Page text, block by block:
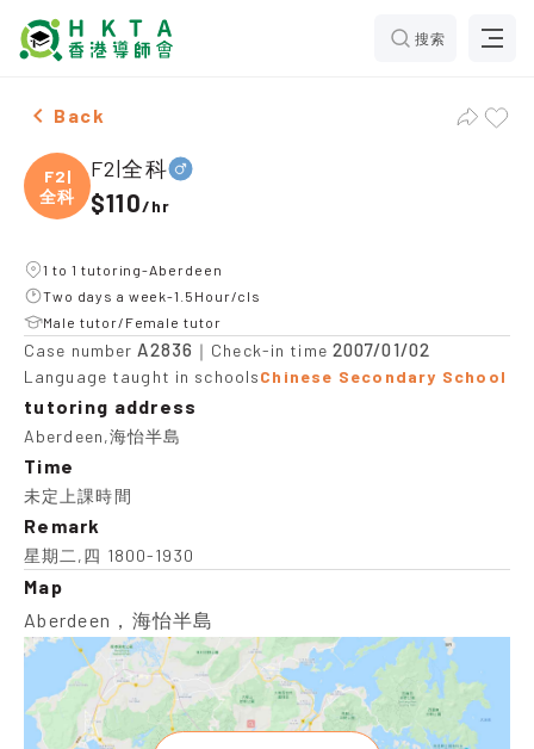
搜索
Male F2|全科，Aberdeen Tuition recommendation
Back
F2|
全科
F2|全科
$110/hr
1 to 1 tutoring-Aberdeen
Two days a week-1.5Hour/cls
Male tutor/Female tutor
Case number A2836 ｜Check-in time 2007/01/02
Language taught in schoolsChinese Secondary School
tutoring address
Aberdeen,海怡半島
Time
未定上課時間
Remark
星期二,四 1800-1930
Map
Aberdeen，海怡半島